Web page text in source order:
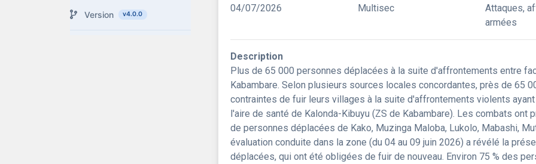
Version v4.0.0
04/07/2026
Multisec
Attaques,
armées
Description
Plus de 65 000 personnes déplacées à la suite d'affrontements entre
Kabambare. Selon plusieurs sources locales concordantes, près de 65
contraintes de fuir leurs villages à la suite d'affrontements violents
l'aire de santé de Kalonda-Kibuyu (ZS de Kabambare). Les combats
de personnes déplacées de Kako, Muzinga Maloba, Lukolo, Mabashi,
évaluation conduite dans la zone (du 04 au 09 juin 2026) a révélé la
déplacées, qui ont été obligées de fuir de nouveau. Environ 75 % des